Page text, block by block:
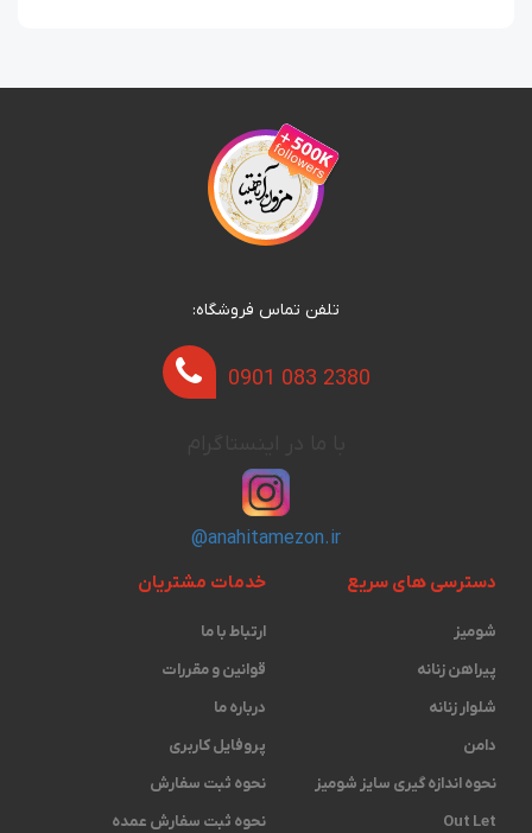
تلفن تماس فروشگاه:
0901 083 2380
@anahitamezon.ir
دسترسی های سریع
شومیز
پیراهن زنانه
شلوار زنانه
دامن
نحوه اندازه گیری ‫سایز شومیز
Out Let
خدمات مشتریان
ارتباط با ما
قوانین و مقررات
درباره ما
پروفایل کاربری
نحوه ثبت سفارش
نحوه ثبت سفارش عمده